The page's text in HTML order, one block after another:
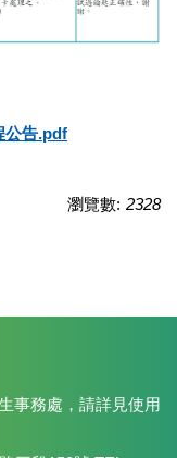
公告.pdf
瀏覽數: 2328
事務處，請詳見使用